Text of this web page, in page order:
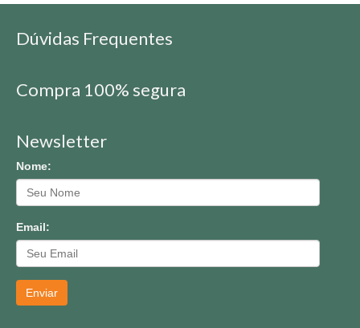
Dúvidas Frequentes
Compra 100% segura
Newsletter
Nome:
Email:
Enviar